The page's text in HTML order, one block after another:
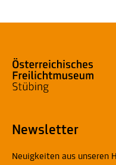
Newsletter
Neuigkeiten aus unseren